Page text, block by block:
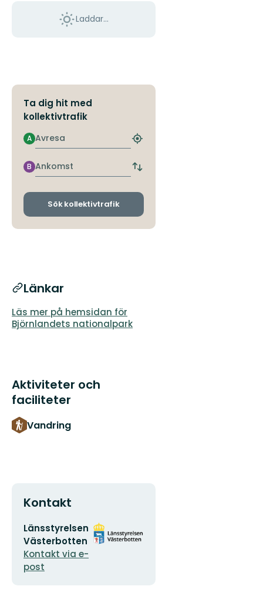
Laddar...
Ta dig hit med
kollektivtrafik
Avresa
A
Hitta
hållplats
Ankomst
B
Byt
och
Sök kollektivtrafik
Länkar
Läs mer på hemsidan för
Björnlandets nationalpark
Aktiviteter och
faciliteter
Vandring
Kontakt
E-
postadress
Länsstyrelsen
Västerbotten
Kontakt via e-
post
Organisationens
logotyp